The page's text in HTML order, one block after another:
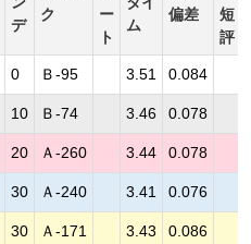
デ
ク
ー
ト
ム
偏差
短
評
0 Ｂ-95 3.51 0.084
10 Ｂ-74 3.46 0.078
20 Ａ-260 3.44 0.078
30 Ａ-240 3.41 0.076
30 Ａ-171 3.43 0.086